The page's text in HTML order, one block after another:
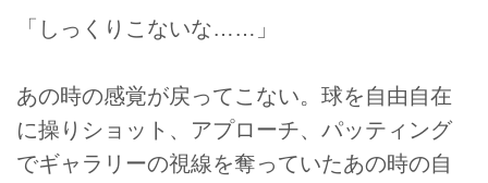
「しっくりこないな……」
あの時の感覚が戻ってこない。球を自由自在
に操りショット、アプローチ、パッティング
でギャラリーの視線を奪っていたあの時の自